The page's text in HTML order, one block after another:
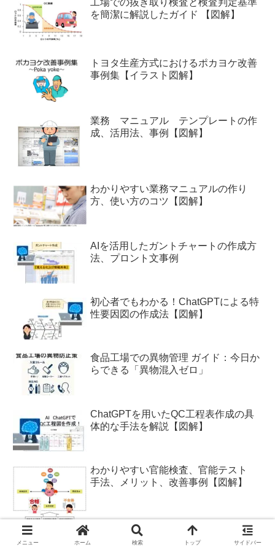
工場での抜き取り検査と検査判定基準
を簡潔に解説したガイド 【図解】
トヨタ生産方式におけるポカヨケ改善
事例集【イラスト図解】
業務 マニュアル テンプレートの作
成、活用法、事例【図解】
わかりやすい業務マニュアルの作り
方、使い方のコツ【図解】
AIを活用したガントチャートの作成方
法、プロント文事例
初心者でもわかる！ChatGPTによる特
性要因図の作成法【図解】
食品工場での異物管理 ガイド：今日か
らできる「異物混入ゼロ」
ChatGPTを用いたQC工程表作成の具
体的な手法を解説【図解】
わかりやすい官能検査、官能テスト
手法、メリット、改善事例【図解】
生成AIを使ったマンダラチャートの作
メニュー ホーム 検索 トップ サイドバー